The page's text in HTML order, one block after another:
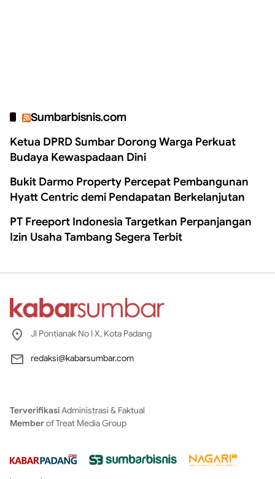
Sumbarbisnis.com
Ketua DPRD Sumbar Dorong Warga Perkuat
Budaya Kewaspadaan Dini
Bukit Darmo Property Percepat Pembangunan
Hyatt Centric demi Pendapatan Berkelanjutan
PT Freeport Indonesia Targetkan Perpanjangan
Izin Usaha Tambang Segera Terbit
Jl Pontianak No I X, Kota Padang
redaksi@kabarsumbar.com
TerverifikasiAdministrasi & Faktual
Memberof Treat Media Group